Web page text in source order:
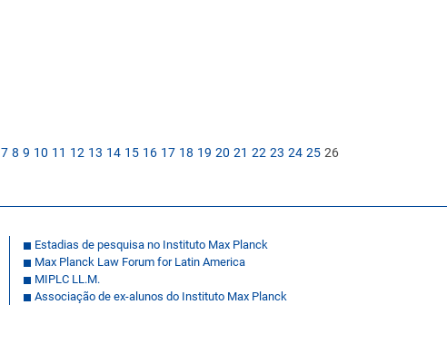
7 8 9 10 11 12 13 14 15 16 17 18 19 20 21 22 23 24 25 26
Estadias de pesquisa no Instituto Max Planck
Max Planck Law Forum for Latin America
MIPLC LL.M.
Associação de ex-alunos do Instituto Max Planck